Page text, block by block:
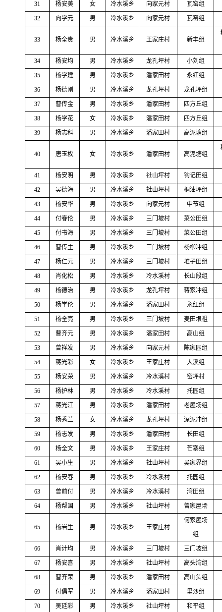
31 杨安美 女 冷水溪乡 向家元村 瓦窑组
32 向学元 男 冷水溪乡 向家元村 瓦窑组
33 杨全贵 男 冷水溪乡 王家庄村 新丰组
34 杨安均 男 冷水溪乡 龙孔坪村 小刘组
35 杨学建 男 冷水溪乡 潘家田村 永红组
36 杨德刚 男 冷水溪乡 龙孔坪村 龙孔坪组
37 曹传金 男 冷水溪乡 潘家田村 四方丘组
38 杨学花 女 冷水溪乡 潘家田村 四方丘组
39 杨志科 男 冷水溪乡 潘家田村 高泥塘组
40 唐玉枚 女 冷水溪乡 潘家田村 高泥塘组
41 杨安明 男 冷水溪乡 社山坪村 钩记田组
42 吴德海 男 冷水溪乡 社山坪村 桐油坪组
43 杨安华 男 冷水溪乡 向家元村 中节组
44 付春伦 男 冷水溪乡 三门坡村 菜公田组
45 付书海 男 冷水溪乡 三门坡村 菜公田组
46 曹传主 男 冷水溪乡 三门坡村 杨柳冲组
47 杨仁元 男 冷水溪乡 三门坡村 堆子田组
48 肖化松 男 冷水溪乡 冷水溪村 长山段组
49 杨德治 男 冷水溪乡 龙孔坪村 蒋家冲组
50 杨学伦 男 冷水溪乡 潘家田村 永红组
51 杨全亮 男 冷水溪乡 三门坡村 麦田垠祖
52 曹齐元 男 冷水溪乡 潘家田村 高山组
53 曾祥发 男 冷水溪乡 向家元村 陈家园组
54 蒋光彩 女 冷水溪乡 王家庄村 大溪组
55 杨安荣 男 冷水溪乡 冷水溪村 窑坪村
56 杨护林 男 冷水溪乡 冷水溪村 托园组
57 蒋光江 男 冷水溪乡 潘家田村 老屋场组
58 杨秀兰 女 冷水溪乡 龙孔坪村 深泥冲组
59 杨志发 男 冷水溪乡 潘家田村 长田组
60 杨全文 男 冷水溪乡 王家庄村 芒寨组
61 吴小生 男 冷水溪乡 社山坪村 吴家界组
62 杨安春 男 冷水溪乡 冷水溪村 托园组
63 曾前付 男 冷水溪乡 冷水溪村 湾田组
64 杨帮国 男 冷水溪乡 社山坪村 曾家屋场
65 杨岩生 男 冷水溪乡 王家庄村
何家屋场
组
66 肖计均 男 冷水溪乡 三门坡村 三门坡组
67 杨安喜 男 冷水溪乡 社山坪村 高头湾组
68 曹齐荣 男 冷水溪乡 潘家田村 高山头组
69 付倡军 男 冷水溪乡 潘家田村 里沙组
70 吴廷彩 男 冷水溪乡 社山坪村 和平组